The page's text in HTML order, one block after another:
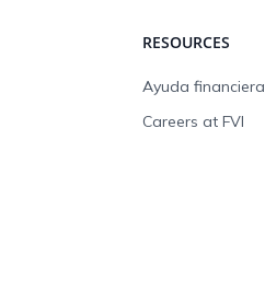
RESOURCES
Ayuda financiera
Careers at FVI